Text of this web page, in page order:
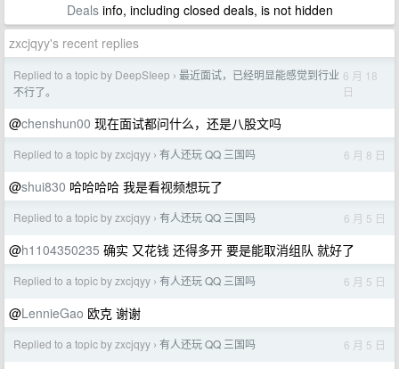
Dealsinfo, including closed deals, is not hidden
zxcjqyy's recent replies
Replied to a topic by DeepSIeep › 最近面试，已经明显能感觉到行业
不行了。
6 月 18
日
@chenshun00 现在面试都问什么，还是八股文吗
Replied to a topic by zxcjqyy › 有人还玩 QQ 三国吗 6 月 8 日
@shui830 哈哈哈哈 我是看视频想玩了
Replied to a topic by zxcjqyy › 有人还玩 QQ 三国吗 6 月 5 日
@h1104350235 确实 又花钱 还得多开 要是能取消组队 就好了
Replied to a topic by zxcjqyy › 有人还玩 QQ 三国吗 6 月 5 日
@LennieGao 欧克 谢谢
Replied to a topic by zxcjqyy › 有人还玩 QQ 三国吗 6 月 5 日